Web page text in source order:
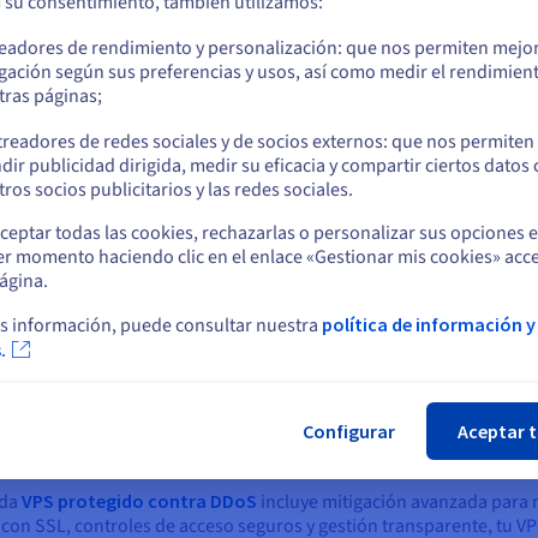
para tus despliegues Agradables?
de Node.js en unVPS Ubuntudiseñado para
centrarte en tu proyecto en lugar de en la
continuas a medida que tu aplicación crece.
o una nueva aplicación, luego escala la CPU, la memoria
de OVHcloud están diseñadas para evolucionar con tus
tu sitio web.
VPS protegido contra DDoS incluye mitigación avanzada
SSL, controles de acceso seguros y gestión transparente, tu
us.ovhcloud.com/
Inglés USD - $
Permanezca en el sitio web actual
otro sitio web
de rendimiento y personalización: que nos permiten
según sus preferencias y usos, así como medir el
páginas;
de redes sociales y de socios externos: que nos permiten
publicidad dirigida, medir su eficacia y compartir ciertos datos
socios publicitarios y las redes sociales.
todas las cookies, rechazarlas o personalizar sus opciones
momento haciendo clic en el enlace «Gestionar mis cookies»
información, puede consultar nuestra política de información y
Configurar Aceptar